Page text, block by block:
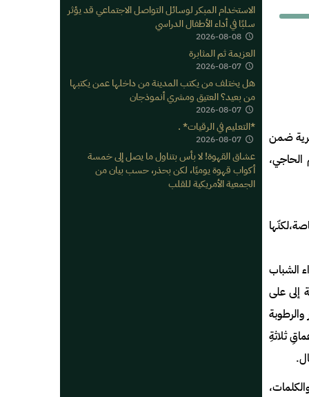
ضمن
إبراهيم الحاجي،
الشباب
إلى على
ثلاثةِ
الاستخدام المبكر لوسائل التواصل الاجتماعي قد يؤثر
سلبًا في أداء الأطفال الدراسي
2026-08-08
العزيمة ثم المثابرة
2026-08-07
هل يختلف من يكتب المدينة من داخلها عمن يكتبها
من بعيد؟ العتيق ومشري أنموذجان
2026-08-07
*التعليم في الرقيات* .
2026-08-07
عشاق القهوة! لا بأس بتناول ما يصل إلى خمسة
أكواب قهوة يوميََا، لكن بحذر، حسب بيان من
الجمعية الأمريكية للقلب